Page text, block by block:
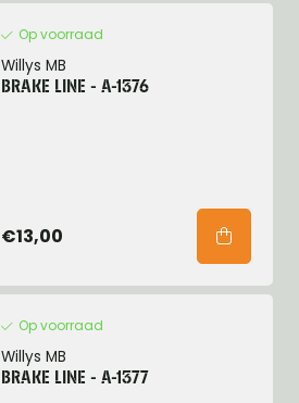
Op voorraad
Willys MB
BRAKE LINE - A-1376
€13,00
Op voorraad
Willys MB
BRAKE LINE - A-1377